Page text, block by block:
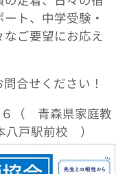
ト、中学受験・
ご要望にお応え
合せください！
６（ 青森県家庭教
戸駅前校 ）